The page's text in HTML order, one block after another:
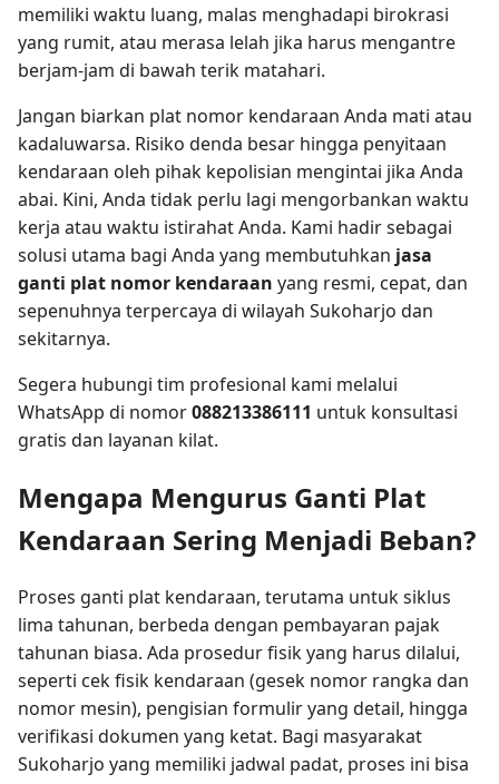
memiliki waktu luang, malas menghadapi birokrasi
yang rumit, atau merasa lelah jika harus mengantre
berjam-jam di bawah terik matahari.
Jangan biarkan plat nomor kendaraan Anda mati atau
kadaluwarsa. Risiko denda besar hingga penyitaan
kendaraan oleh pihak kepolisian mengintai jika Anda
abai. Kini, Anda tidak perlu lagi mengorbankan waktu
kerja atau waktu istirahat Anda. Kami hadir sebagai
solusi utama bagi Anda yang membutuhkan jasa
ganti plat nomor kendaraan yang resmi, cepat, dan
sepenuhnya terpercaya di wilayah Sukoharjo dan
sekitarnya.
Segera hubungi tim profesional kami melalui
WhatsApp di nomor088213386111 untuk konsultasi
gratis dan layanan kilat.
Mengapa Mengurus Ganti Plat
Kendaraan Sering Menjadi Beban?
Proses ganti plat kendaraan, terutama untuk siklus
lima tahunan, berbeda dengan pembayaran pajak
tahunan biasa. Ada prosedur fisik yang harus dilalui,
seperti cek fisik kendaraan (gesek nomor rangka dan
nomor mesin), pengisian formulir yang detail, hingga
verifikasi dokumen yang ketat. Bagi masyarakat
Sukoharjo yang memiliki jadwal padat, proses ini bisa